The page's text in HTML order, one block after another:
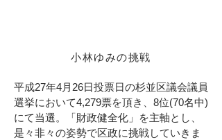
​小林ゆみの挑戦
平成27年4月26日投票日の杉並区議会議員
選挙において4,279票を頂き、8位(70名中)
にて当選。「財政健全化」を主軸とし、
是々非々の姿勢で区政に挑戦していきま